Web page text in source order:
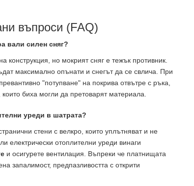
въпроси (FAQ)
вали силен сняг?
конструкция, но мокрият сняг е тежък противник.
максимално опънати и снегът да се свлича. При
"потупване" на покрива отвътре с ръка,
биха могли да претоварят материала.
уреди в шатрата?
стени с велкро, които уплътняват и не
електрически отоплителни уреди винаги
и осигурете вентилация. Въпреки че платнищата
запалимост, предпазливостта с открити